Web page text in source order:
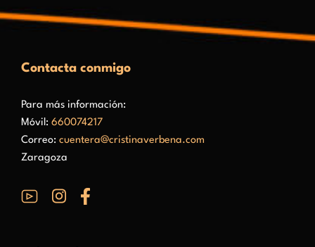
Contacta conmigo
Para más información:
Móvil: 660074217
Correo: cuentera@cristinaverbena.com
Zaragoza